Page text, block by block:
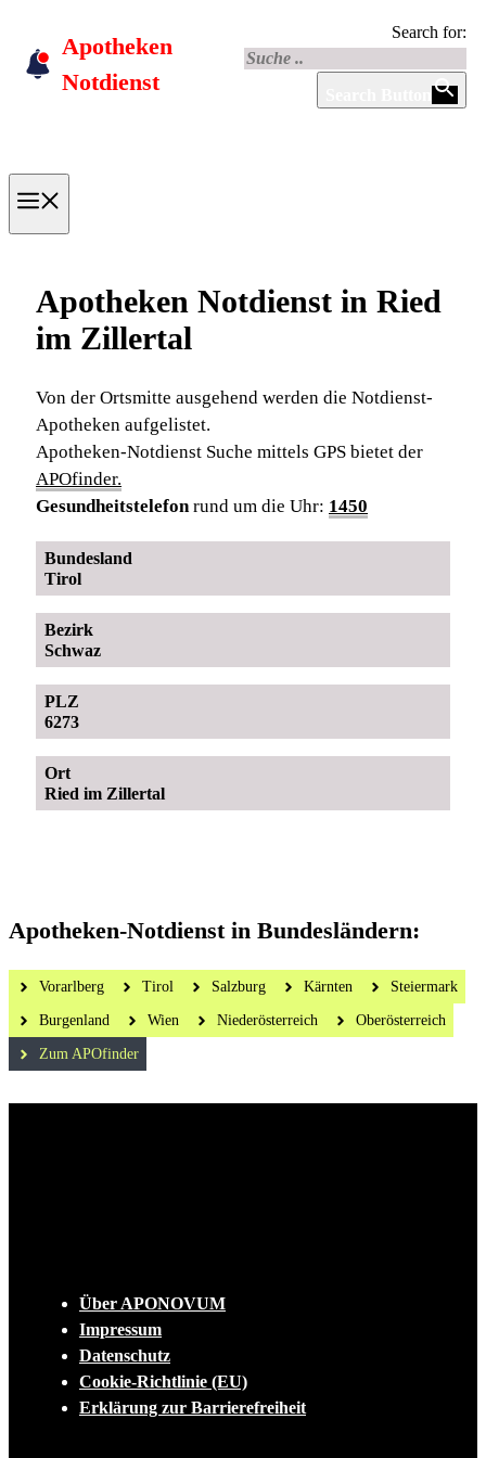
content
Apotheken
Notdienst
Search for:
Apotheken Notdienst in Ried
im Zillertal
Von der Ortsmitte ausgehend werden die Notdienst-
Apotheken aufgelistet.
Apotheken-Notdienst Suche mittels GPS bietet der
APOfinder.
Gesundheitstelefon rund um die Uhr: 1450
Bundesland
Tirol
Bezirk
Schwaz
PLZ
6273
Ort
Ried im Zillertal
Apotheken-Notdienst in Bundesländern:
Vorarlberg Tirol Salzburg Kärnten Steiermark
Burgenland Wien Niederösterreich Oberösterreich
Zum APOfinder
Über APONOVUM
Impressum
Datenschutz
Cookie-Richtlinie (EU)
Erklärung zur Barrierefreiheit